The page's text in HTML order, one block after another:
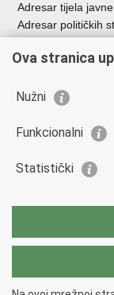
Adresar tijela
Adresar političkih
Besplatni telefoni
Važne
Vlada Republike
Europska komisija
Taxation and
Ova stranica
Nužni
Funkcionalni
Statistički